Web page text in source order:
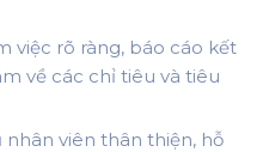
việc rõ ràng, báo cáo kết
về các chỉ tiêu và tiêu
nhân viên thân thiện, hỗ